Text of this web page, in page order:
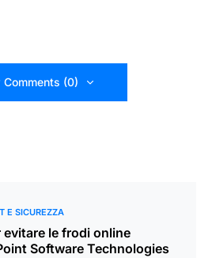
Comments (0)
E SICUREZZA
le frodi online
Software Technologies